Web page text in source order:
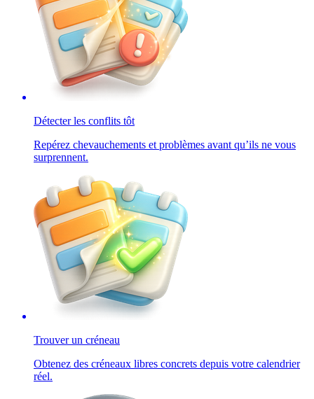
Détecter les conflits tôt
Repérez chevauchements et problèmes avant qu’ils ne vous
surprennent.
Trouver un créneau
Obtenez des créneaux libres concrets depuis votre calendrier
réel.